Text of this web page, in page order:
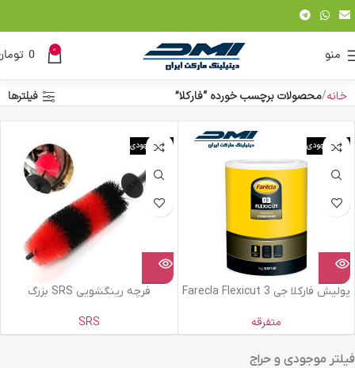
منو 0
0
فیلتر موجودی و حراج
خانه محصولات برچسب خورده “فارکلا” فیلترها
اتمام موجودی
پولیش فارکلا جی 3 Farecla Flexicut
متفرقه
اتمام موجودی
فرچه رینگشویی SRS بزرگ
SRS